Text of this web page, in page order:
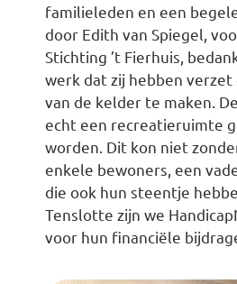
familieleden en een
door Edith van Spiegel,
Stichting ’t Fierhuis,
werk dat zij hebben verzet
van de kelder te maken.
echt een recreatieruimte
worden. Dit kon niet
enkele bewoners, een
die ook hun steentje
Tenslotte zijn we
voor hun financiële